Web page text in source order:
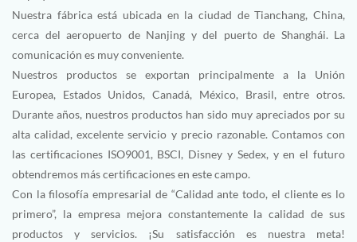
Nuestra fábrica está ubicada en la ciudad de Tianchang, China,
cerca del aeropuerto de Nanjing y del puerto de Shanghái. La
comunicación es muy conveniente.
Nuestros productos se exportan principalmente a la Unión
Europea, Estados Unidos, Canadá, México, Brasil, entre otros.
Durante años, nuestros productos han sido muy apreciados por su
alta calidad, excelente servicio y precio razonable. Contamos con
las certificaciones ISO9001, BSCI, Disney y Sedex, y en el futuro
obtendremos más certificaciones en este campo.
Con la filosofía empresarial de “Calidad ante todo, el cliente es lo
primero”, la empresa mejora constantemente la calidad de sus
productos y servicios. ¡Su satisfacción es nuestra meta!